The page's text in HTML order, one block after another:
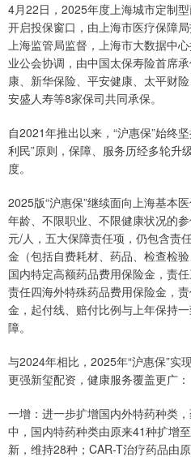
4月22日，2025年度上海城市定制
开启投保窗口，由上海市医疗保障
上海监管局监督，上海市大数据中
业公会协调，由中国太保寿险首席
康、新华保险、平安健康、太平财
安盛人寿等8家保司共同承保。
自2021年推出以来，“沪惠保”始终
利民”原则，保障、服务历经多轮升
度。
2025版“沪惠保”继续面向上海基本
年龄、不限职业、不限健康状况的
元/人，五大保障责任项，仍包含责
金（包括自费耗材、药品、检查检
国内特定高额药品费用保险金，责
责任四海外特殊药品费用保险金，
金，起付线、赔付比例与上年保持
障。
与2024年相比，2025年“沪惠保”实
更强新玺配资，健康服务覆盖更广：
一增：进一步扩增国内外特药种类
中，国内特药种类由原来41种扩增
新，维持28种；CAR-T治疗药品由